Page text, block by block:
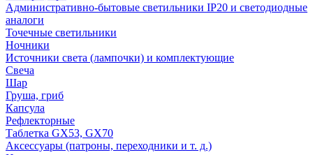
Административно-бытовые светильники IP20 и светодиодные
аналоги
Точечные светильники
Ночники
Источники света (лампочки) и комплектующие
Свеча
Шар
Груша, гриб
Капсула
Рефлекторные
Таблетка GX53, GX70
Аксессуары (патроны, переходники и т. д.)